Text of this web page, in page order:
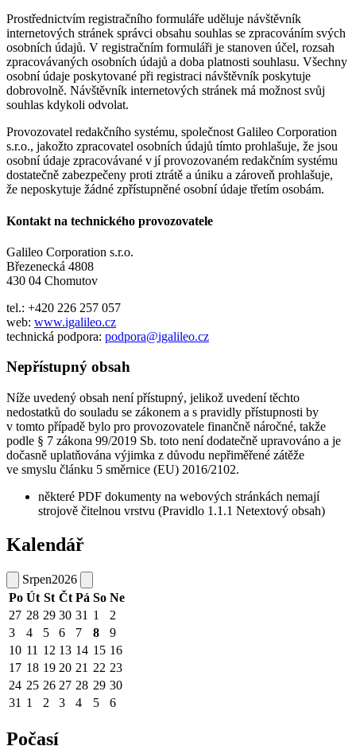
Prostřednictvím registračního formuláře uděluje návštěvník
internetových stránek správci obsahu souhlas se zpracováním svých
osobních údajů. V registračním formuláři je stanoven účel, rozsah
zpracovávaných osobních údajů a doba platnosti souhlasu. Všechny
osobní údaje poskytované při registraci návštěvník poskytuje
dobrovolně. Návštěvník internetových stránek má možnost svůj
souhlas kdykoli odvolat.
Provozovatel redakčního systému, společnost Galileo Corporation
s.r.o., jakožto zpracovatel osobních údajů tímto prohlašuje, že jsou
osobní údaje zpracovávané v jí provozovaném redakčním systému
dostatečně zabezpečeny proti ztrátě a úniku a zároveň prohlašuje,
že neposkytuje žádné zpřístupněné osobní údaje třetím osobám.
Kontakt na technického provozovatele
Galileo Corporation s.r.o.
Březenecká 4808
430 04 Chomutov
tel.: +420 226 257 057
web: www.igalileo.cz
technická podpora: podpora@igalileo.cz
Nepřístupný obsah
Níže uvedený obsah není přístupný, jelikož uvedení těchto
nedostatků do souladu se zákonem a s pravidly přístupnosti by
v tomto případě bylo pro provozovatele finančně náročné, takže
podle § 7 zákona 99/2019 Sb. toto není dodatečně upravováno a je
dočasně uplatňována výjimka z důvodu nepřiměřené zátěže
ve smyslu článku 5 směrnice (EU) 2016/2102.
některé PDF dokumenty na webových stránkách nemají
strojově čitelnou vrstvu (Pravidlo 1.1.1 Netextový obsah)
Kalendář
Srpen2026
Po Út St Čt Pá So Ne
27 28 29 30 31 1
2
3
4 5 6 7 8
9
10 11 12 13 14 15 16
17 18 19 20 21 22 23
24 25 26 27 28 29 30
31 1 2 3 4 5 6
Počasí